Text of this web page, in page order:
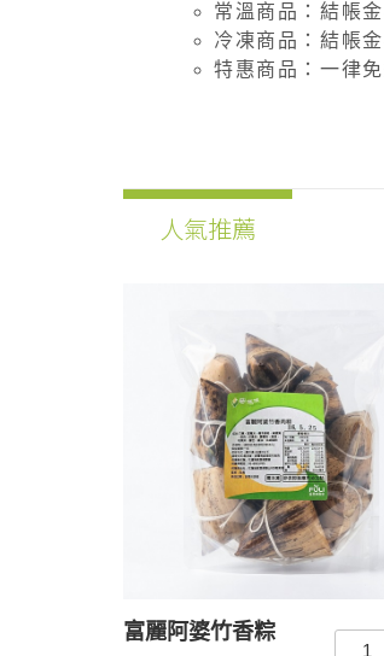
常溫商品：結帳
冷凍商品：結帳
特惠商品：一律免
人氣推薦
富麗阿婆竹香粽